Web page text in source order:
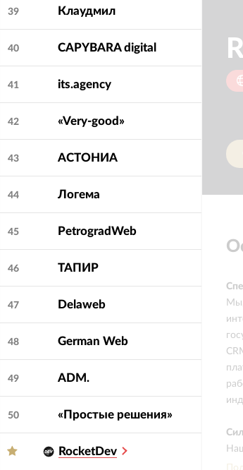
39 Клаудмил
40 CAPYBARA digital
41 its.agency
42 «Very-good»
43 АСТОНИА
44 Логема
45 PetrogradWeb
46 ТАПИР
47 Delaweb
48 German Web
49 ADM.
50 «Простые решения»
RocketDev
Мы,